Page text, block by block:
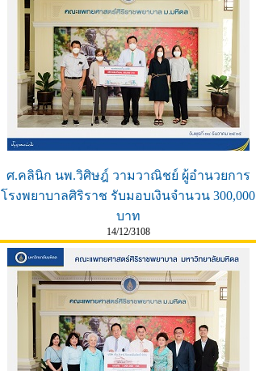
ศ.คลินิก นพ.วิศิษฎ์ วามวาณิชย์ ผู้อำนวยการ
โรงพยาบาลศิริราช รับมอบเงินจำนวน 300,000
บาท
14/12/3108